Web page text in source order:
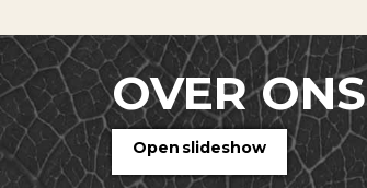
OVER ONS
Open slideshow